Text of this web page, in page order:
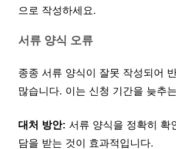
으로 작성하세요.
서류 양식 오류
종종 서류 양식이 잘못 작성되어
많습니다. 이는 신청 기간을 늦추
대처 방안: 서류 양식을 정확히 확
담을 받는 것이 효과적입니다.